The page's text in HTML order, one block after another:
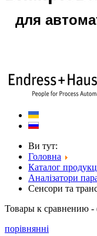
для
Ви тут:
Головна
Каталог
Аналізатори
Сенсори та
Товары к сравнению -
порівнянні